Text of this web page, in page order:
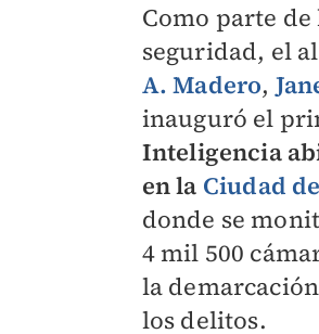
Como parte
seguridad, el
A. Madero,
inauguró el
Inteligencia
en la Ciudad
donde se
4 mil 500
la
los delitos.